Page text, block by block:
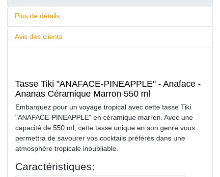
Plus de détails
Avis des clients
Tasse Tiki "ANAFACE-PINEAPPLE" - Anaface -
Ananas Céramique Marron 550 ml
Embarquez pour un voyage tropical avec cette tasse Tiki
"ANAFACE-PINEAPPLE" en céramique marron. Avec une
capacité de 550 ml, cette tasse unique en son genre vous
permettra de savourer vos cocktails préférés dans une
atmosphère tropicale inoubliable.
Caractéristiques: